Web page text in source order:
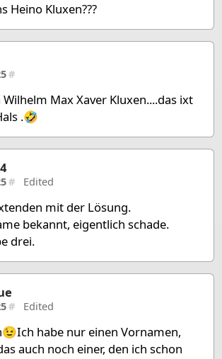
Heino Kluxen???
23. Aug '25
#
Wilhelm Max Xaver Kluxen....das ixt
.🤣
22, 23. Aug '25
# Edited
mit der Lösung.
bekannt, eigentlich schade.
drei.
22, 23. Aug '25
# Edited
habe nur einen Vornamen,
auch noch einer, den ich schon